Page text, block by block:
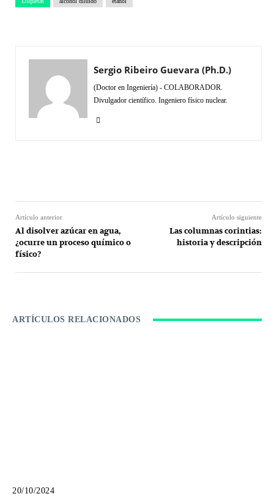
Sergio Ribeiro Guevara (Ph.D.)
(Doctor en Ingeniería) - COLABORADOR.
Divulgador científico. Ingeniero físico nuclear.
Artículo anterior
Al disolver azúcar en agua,
¿ocurre un proceso químico o
físico?
Artículo siguiente
Las columnas corintias:
historia y descripción
ARTÍCULOS RELACIONADOS
20/10/2024